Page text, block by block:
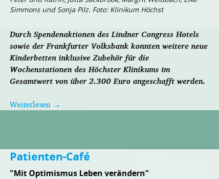
Simmons und Sonja Pilz. Foto: Klinikum Höchst
Durch Spendenaktionen des Lindner Congress Hotels
sowie der Frankfurter Volksbank konnten weitere neue
Kinderbetten inklusive Zubehör für die
Wochenstationen des Höchster Klinikums im
Gesamtwert von über 2.300 Euro angeschafft werden.
Weiterlesen →
Patienten-Café
"Mit Optimismus Leben verändern"